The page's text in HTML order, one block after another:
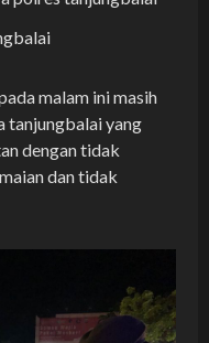
malam ini masih
tanjungbalai yang
dengan tidak
dan tidak